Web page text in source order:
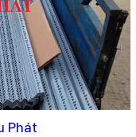
Phát